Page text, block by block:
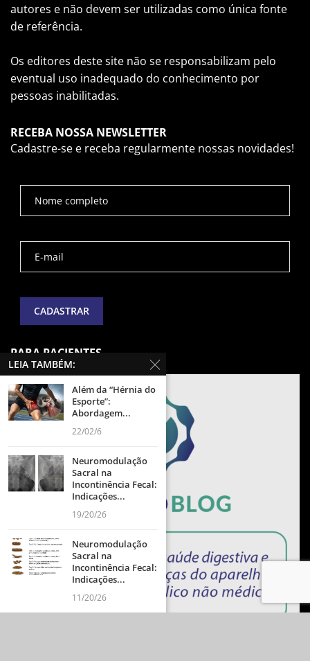
autores e não devem ser utilizadas como única fonte
de referência.
Os editores deste site não se responsabilizam pelo
eventual uso inadequado do conhecimento por
pessoas inabilitadas.
RECEBA NOSSA NEWSLETTER
Cadastre-se e receba regularmente nossas novidades!
PARA PACIENTES
LEIA TAMBÉM:
Além da “Hérnia do
Esporte”:
Abordagem...
22/02/6
Neuromodulação
Sacral na
Incontinência Fecal:
Indicações...
19/20/26
Neuromodulação
Sacral na
Incontinência Fecal:
Indicações...
11/20/26